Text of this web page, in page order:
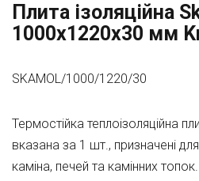
Плита ізоляційна
1000x1220x30 мм
SKAMOL/1000/1220/30
Термостійка теплоізоляційна
вказана за 1 шт., призначені для
каміна, печей та камінних топок.